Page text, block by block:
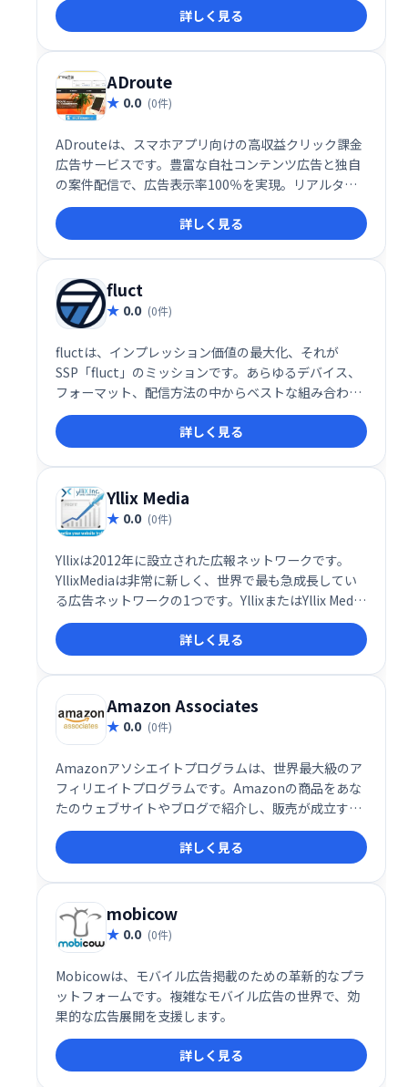
るため、リスクを抑えながら効率的なユーザー獲得を
実現します。高い広告効果と獲得ボリュームが期待で
きる点が魅力です。
詳しく見る
ADroute
0.0 (0件)
ADrouteは、スマホアプリ向けの高収益クリック課金
広告サービスです。豊富な自社コンテンツ広告と独自
の案件配信で、広告表示率100％を実現。リアルタイ
ム入札と1時間ごとのレポート更新で、効率的な広告
運用をサポートします。サイトに最適な案件のみを選
択できる広告ブロック機能も搭載。トレンドに合わせ
た高クリック率バナーで、高い収益獲得を目指せま
す。
詳しく見る
fluct
0.0 (0件)
fluctは、インプレッション価値の最大化、それが
SSP「fluct」のミッションです。あらゆるデバイス、
フォーマット、配信方法の中からベストな組み合わせ
を提案し収益性の高い広告を選び出します。
詳しく見る
Yllix Media
0.0 (0件)
Yllixは2012年に設立された広報ネットワークです。
YllixMediaは非常に新しく、世界で最も急成長してい
る広告ネットワークの1つです。YllixまたはYllix Media
は、CPM / CPC / CPAの組み合わせをサポートしてお
り、訪問者がコンバージョンをクリックしたときにパ
ブリッシャーに適切なレートまたは金額を提供しま
す。
詳しく見る
Amazon Associates
0.0 (0件)
Amazonアソシエイトプログラムは、世界最大級のア
フィリエイトプログラムです。Amazonの商品をあな
たのウェブサイトやブログで紹介し、販売が成立する
と手数料を獲得できます。数百万の製品を取り扱い、
幅広い分野で収益化が可能です。手軽に始められ、多
くのアフィリエイターが成功を収めている実績のある
プログラムです。
詳しく見る
mobicow
0.0 (0件)
Mobicowは、モバイル広告掲載のための革新的なプラ
ットフォームです。複雑なモバイル広告の世界で、効
果的な広告展開を支援します。
詳しく見る